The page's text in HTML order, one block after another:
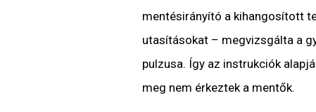
mentésirányító a kihangosított
utasításokat – megvizsgálta a
pulzusa. Így az instrukciók
meg nem érkeztek a mentők.